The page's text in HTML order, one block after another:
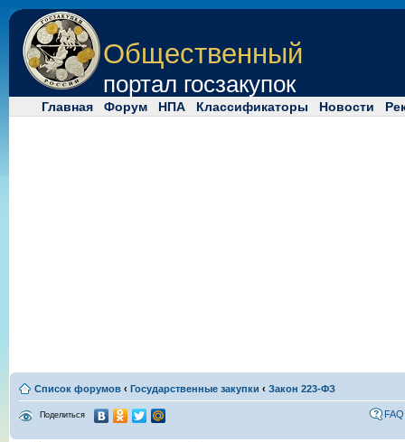
Общественный
портал госзакупок
Главная Форум НПА Классификаторы Новости
Список форумов ‹ Государственные закупки ‹ Закон 223-ФЗ
Поделиться FAQ